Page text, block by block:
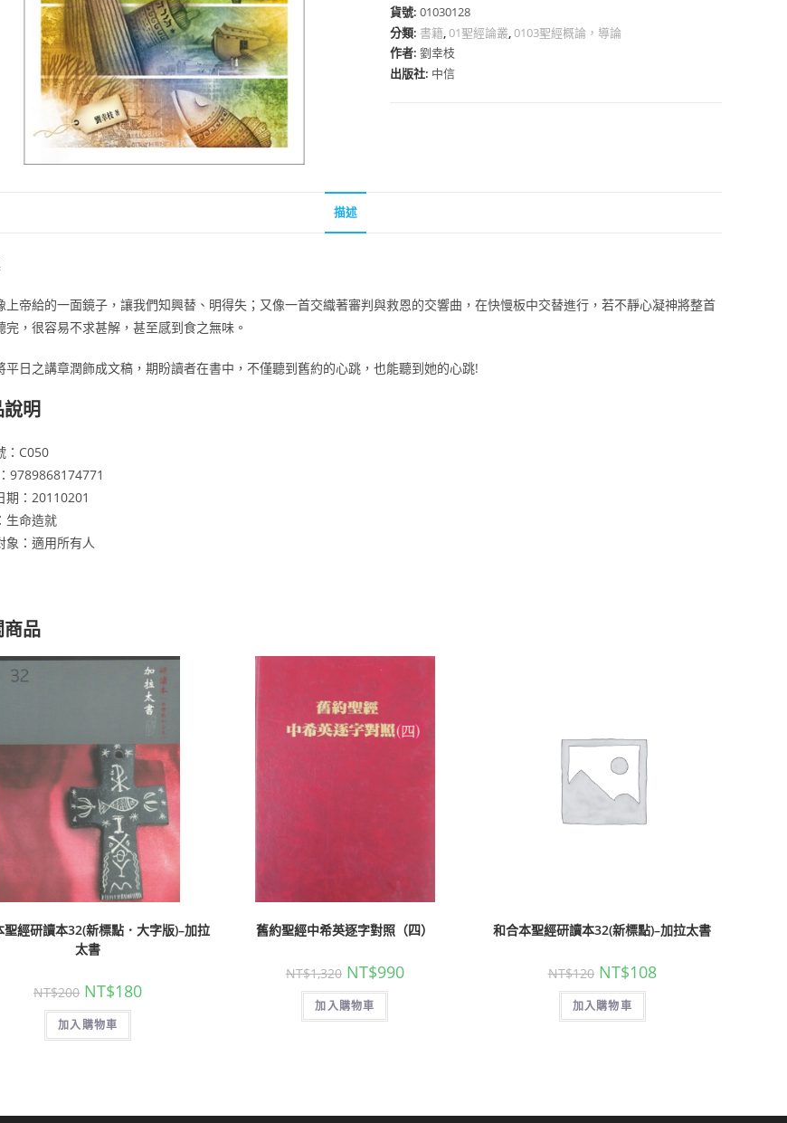
貨號:01030128
分類: 書籍,01聖經論叢,0103聖經概論，導論
作者:劉幸枝
出版社: 中信
描述
上帝給的一面鏡子，讓我們知興替、明得失；又像一首交織著審判與救恩的交響曲，在快慢板中交替進行，若不靜心凝神將整首
完，很容易不求甚解，甚至感到食之無味。
平日之講章潤飾成文稿，期盼讀者在書中，不僅聽到舊約的心跳，也能聽到她的心跳!
明
：C050
9789868174771
期：20110201
生命造就
象：適用所有人
品
聖經研讀本32(新標點．大字版)–加拉
太書
NT$200 NT$180
加入購物車
舊約聖經中希英逐字對照（四）
NT$1,320 NT$990
加入購物車
和合本聖經研讀本32(新標點)–加拉太書
NT$120 NT$108
加入購物車
聖經的脈絡與核心
700NT$630
聖經的脈絡與核心
NT$